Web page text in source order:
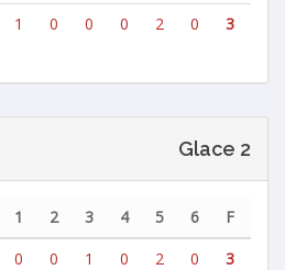
1 0 0 0 2 0 3
Glace 2
1 2 3 4 5 6
F
0 0 1 0 2 0
3